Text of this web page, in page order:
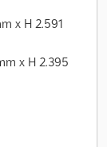
x H 2.591
x H 2.395